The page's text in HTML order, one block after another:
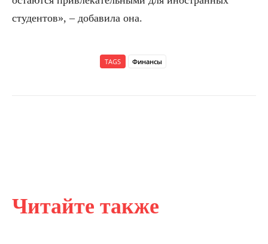
Читайте также
студентов», – добавила она.
TAGS Финансы